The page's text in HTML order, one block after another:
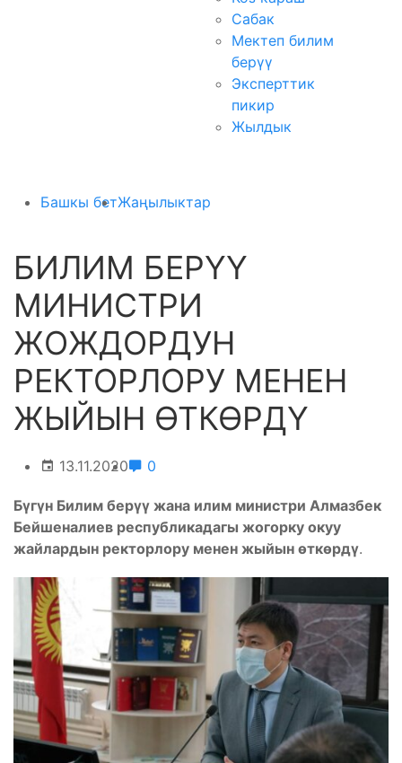
Сабак
Мектеп билим
берүү
Эксперттик
пикир
Жылдык
Башкы бетЖаңылыктар
БИЛИМ БЕРҮҮ
МИНИСТРИ
ЖОЖДОРДУН
РЕКТОРЛОРУ МЕНЕН
ЖЫЙЫН ӨТКӨРДҮ
13.11.2020 0
Бүгүн Билим берүү жана илим министри Алмазбек
Бейшеналиев республикадагы жогорку окуу
жайлардын ректорлору менен жыйын өткөрдү.